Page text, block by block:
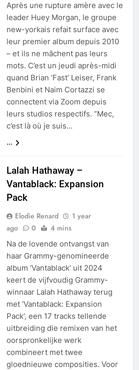
Après une rupture amère avec le
leader Huey Morgan, le groupe
new-yorkais refait surface avec
leur premier album depuis 2010
– et ils ne mâchent pas leurs
mots. C’est un jeudi après-midi
quand Brian ‘Fast’ Leiser, Frank
Benbini et Naim Cortazzi se
connectent via Zoom depuis
leurs studios respectifs. “Mec,
c’est là où je suis…
...
Lalah Hathaway –
Vantablack: Expansion
Pack
Elodie Renard
1 year
ago
0 4 mins
Na de lovende ontvangst van
haar Grammy-genomineerde
album ‘Vantablack’ uit 2024
keert de vijfvoudig Grammy-
winnaar Lalah Hathaway terug
met ‘Vantablack: Expansion
Pack’, een 17 tracks tellende
uitbreiding die remixen van het
oorspronkelijke werk
combineert met twee
gloednieuwe composities. Voor